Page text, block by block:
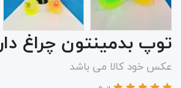
توپ بدمینتون چراغ
عکس خود کالا می باشد